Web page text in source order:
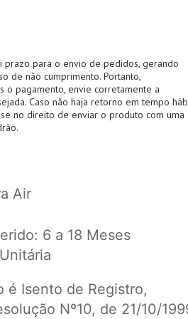
prazo para o envio de pedidos, gerando
de não cumprimento. Portanto,
o pagamento, envie corretamente a
Caso não haja retorno em tempo
no direito de enviar o produto com uma
Air
6 a 18 Meses
é Isento de Registro,
Nº10, de 21/10/